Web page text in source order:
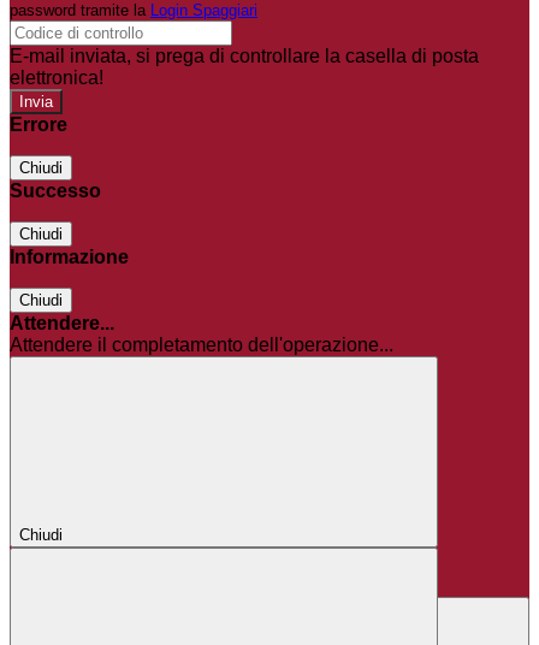
password tramite la Login Spaggiari
E-mail inviata, si prega di controllare la casella di posta
elettronica!
Errore
Chiudi
Successo
Chiudi
Informazione
Chiudi
Attendere...
Attendere il completamento dell'operazione...
Chiudi